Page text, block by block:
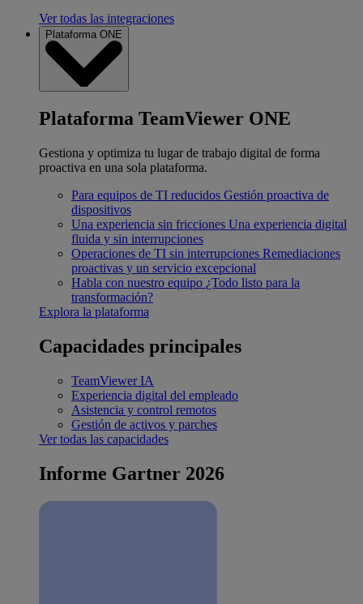
Ver todas las integraciones
Plataforma ONE
Plataforma TeamViewer ONE
Gestiona y optimiza tu lugar de trabajo digital de forma
proactiva en una sola plataforma.
Para equipos de TI reducidos Gestión proactiva de
dispositivos
Una experiencia sin fricciones Una experiencia digital
fluida y sin interrupciones
Operaciones de TI sin interrupciones Remediaciones
proactivas y un servicio excepcional
Habla con nuestro equipo ¿Todo listo para la
transformación?
Explora la plataforma
Capacidades principales
TeamViewer IA
Experiencia digital del empleado
Asistencia y control remotos
Gestión de activos y parches
Ver todas las capacidades
Informe Gartner 2026